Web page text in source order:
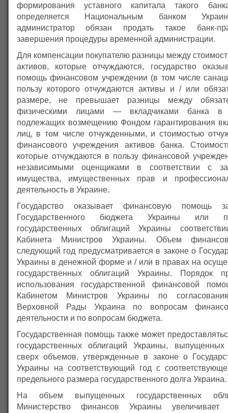
формирования уставного капитала такого
определяется Национальным банком
администратор обязан продать такое банк-
завершения процедуры временной администрации.
Для компенсации покупателю разницы между
активов, которые отчуждаются, государство
помощь финансовом учреждении (в том числе
пользу которого отчуждаются активы и / или
размере, не превышает разницы между
физическими лицами — вкладчиками банка в
подлежащих возмещению Фондом гарантирования
лиц, в том числе отчужденными, и стоимостью
финансового учреждения активов банка.
которые отчуждаются в пользу финансовой
независимыми оценщиками в соответствии с
имущества, имущественных прав и
деятельность в Украине.
Государство оказывает финансовую помощь
Государственного бюджета Украины или
государственных облигаций Украины
Кабинета Министров Украины. Объем
следующий год предусматривается в законе о
Украины в денежной форме и / или в правах на
государственных облигаций Украины. Порядок
использования государственной финансовой
Кабинетом Министров Украины по
Верховной Рады Украина по вопросам
деятельности и по вопросам бюджета.
Государственная помощь также может
государственных облигаций Украины,
сверх объемов, утвержденные в законе о
Украины на соответствующий год с
предельного размера государственного долга Украина.
На объем выпущенных государственных
Министерство финансов Украины увеличивает